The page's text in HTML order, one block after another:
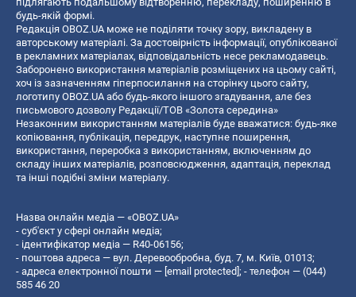
будь-якій формі.
Редакція OBOZ.UA може не поділяти точку зору, викладену в
авторському матеріалі. За достовірність інформації, опублікованої
в рекламних матеріалах, відповідальність несе рекламодавець.
Заборонено використання матеріалів розміщених на цьому сайті,
хоч із зазначенням гіперпосилання на сторінку цього сайту,
логотипу OBOZ.UA або будь-якого іншого згадування, але без
письмового дозволу Редакції/ТОВ «Золота середина»
Незаконним використанням матеріалів буде вважатися: будь-яке
копiювання, публiкацiя, передрук, наступне поширення,
використання, переробка з використанням, включенням до
складу інших матеріалів, розповсюдження, адаптація, переклад
та інші подібні зміни матеріалу.
Назва онлайн медіа — «OBOZ.UA»
- суб'єкт у сфері онлайн медіа;
- ідентифікатор медіа — R40-06156;
- поштова адреса — вул. Деревообробна, буд. 7, м. Київ, 01013;
- адреса електронної пошти — [email protected]; - телефон — (044)
585 46 20